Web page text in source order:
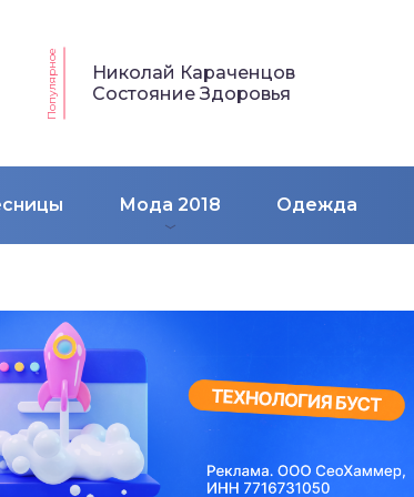
Популярное
Николай Караченцов
Состояние Здоровья
Мода 2018 Одежда